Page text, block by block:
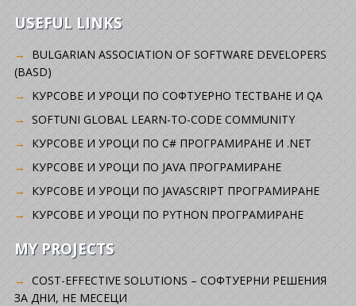
USEFUL LINKS
BULGARIAN ASSOCIATION OF SOFTWARE DEVELOPERS
(BASD)
KУРСОВЕ И УРОЦИ ПО СОФТУЕРНО ТЕСТВАНЕ И QA
SOFTUNI GLOBAL LEARN-TO-CODE COMMUNITY
КУРСОВЕ И УРОЦИ ПО C# ПРОГРАМИРАНЕ И .NET
КУРСОВЕ И УРОЦИ ПО JAVA ПРОГРАМИРАНЕ
КУРСОВЕ И УРОЦИ ПО JAVASCRIPT ПРОГРАМИРАНЕ
КУРСОВЕ И УРОЦИ ПО PYTHON ПРОГРАМИРАНЕ
MY PROJECTS
COST-EFFECTIVE SOLUTIONS – СОФТУЕРНИ РЕШЕНИЯ
ЗА ДНИ, НЕ МЕСЕЦИ